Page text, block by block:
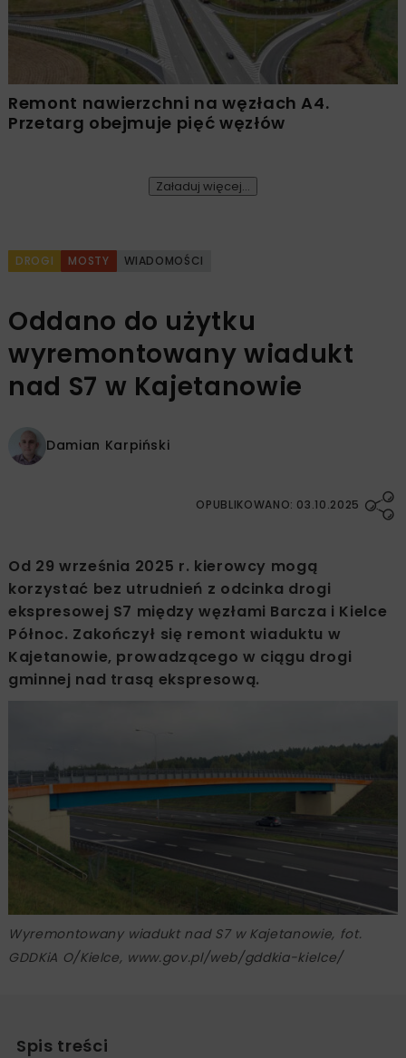
Remont nawierzchni na węzłach A4.
Przetarg obejmuje pięć węzłów
Załaduj więcej...
DROGI MOSTY WIADOMOŚCI
Oddano do użytku
wyremontowany wiadukt
nad S7 w Kajetanowie
Damian Karpiński
OPUBLIKOWANO: 03.10.2025
Od 29 września 2025 r. kierowcy mogą
korzystać bez utrudnień z odcinka drogi
ekspresowej S7 między węzłami Barcza i Kielce
Północ. Zakończył się remont wiaduktu w
Kajetanowie, prowadzącego w ciągu drogi
gminnej nad trasą ekspresową.
Wyremontowany wiadukt nad S7 w Kajetanowie, fot.
GDDKiA O/Kielce, www.gov.pl/web/gddkia-kielce/
Spis treści